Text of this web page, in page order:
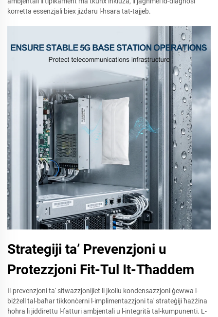
korretta essenzjali biex jiżdaru l-ħsara tat-tajjeb.
Strategiji ta’ Prevenzjoni u
Protezzjoni Fit-Tul It-Tħaddem
Il-prevenzjoni ta' sitwazzjonijiet li jkollu kondensazzjoni ġewwa l-
biżżell tal-baħar tikkonċerni l-implimentazzjoni ta' strateġiji ħażżina
ħoħra li jiddirettu l-fatturi ambjentali u l-integrità tal-kumpunenti. L-